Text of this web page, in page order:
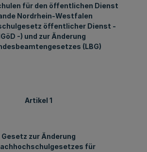
für den öffentlichen Dienst
Nordrhein-Westfalen
öffentlicher Dienst -
-) und zur Änderung
(LBG)
Artikel 1
Gesetz zur Änderung
für